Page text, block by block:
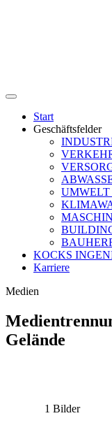
Start
Geschäftsfelder
KOCKS
Karriere
Medien
Gelände
1 Bilder